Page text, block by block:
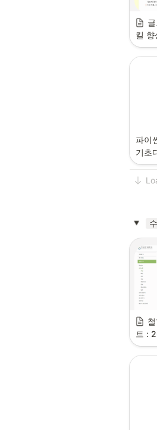
킬 향
파이
기초
트 :